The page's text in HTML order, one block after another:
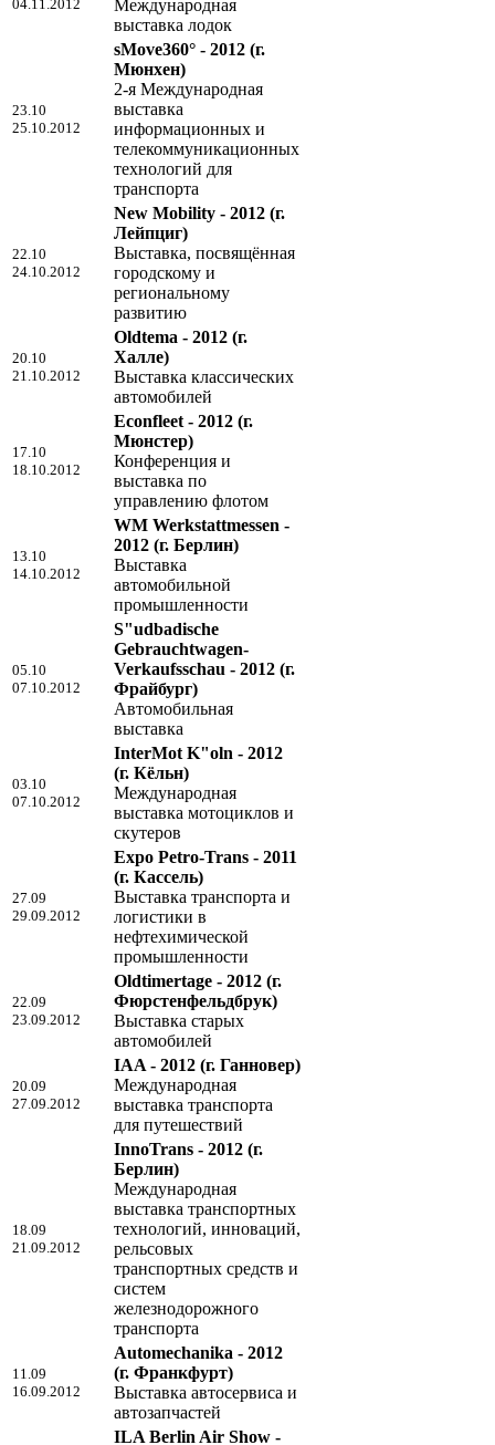
04.11.2012
Международная
выставка лодок
23.10
25.10.2012
sMove360° - 2012 (г.
Мюнхен)
2-я Международная
выставка
информационных и
телекоммуникационных
технологий для
транспорта
22.10
24.10.2012
New Mobility - 2012 (г.
Лейпциг)
Выставка, посвящённая
городскому и
региональному
развитию
20.10
21.10.2012
Oldtema - 2012 (г.
Халле)
Выставка классических
автомобилей
17.10
18.10.2012
Econfleet - 2012 (г.
Мюнстер)
Конференция и
выставка по
управлению флотом
13.10
14.10.2012
WM Werkstattmessen -
2012 (г. Берлин)
Выставка
автомобильной
промышленности
05.10
07.10.2012
S"udbadische
Gebrauchtwagen-
Verkaufsschau - 2012 (г.
Фрайбург)
Автомобильная
выставка
03.10
07.10.2012
InterMot K"oln - 2012
(г. Кёльн)
Международная
выставка мотоциклов и
скутеров
27.09
29.09.2012
Expo Petro-Trans - 2011
(г. Кассель)
Выставка транспорта и
логистики в
нефтехимической
промышленности
22.09
23.09.2012
Oldtimertage - 2012 (г.
Фюрстенфельдбрук)
Выставка старых
автомобилей
20.09
27.09.2012
IAA - 2012 (г. Ганновер)
Международная
выставка транспорта
для путешествий
18.09
21.09.2012
InnoTrans - 2012 (г.
Берлин)
Международная
выставка транспортных
технологий, инноваций,
рельсовых
транспортных средств и
систем
железнодорожного
транспорта
11.09
16.09.2012
Automechanika - 2012
(г. Франкфурт)
Выставка автосервиса и
автозапчастей
ILA Berlin Air Show -